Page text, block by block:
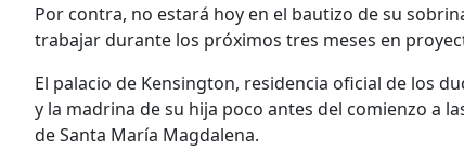
Por contra, no estará hoy en el bautizo de su
trabajar durante los próximos tres meses en
El palacio de Kensington, residencia oficial de los
y la madrina de su hija poco antes del comienzo a
de Santa María Magdalena.